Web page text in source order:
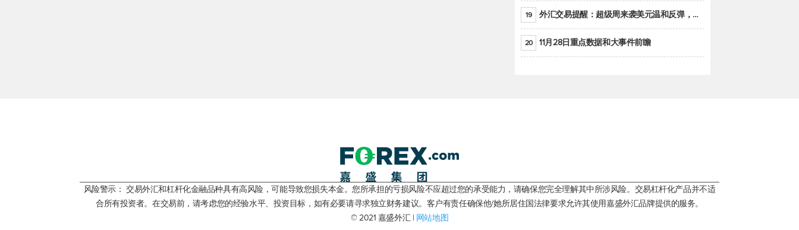
19 外汇交易提醒：超级周来袭美元温和反弹，警惕筑底可能性
20 11月28日重点数据和大事件前瞻
风险警示： 交易外汇和杠杆化金融品种具有高风险，可能导致您损失本金。您所承担的亏损风险不应超过您的承受能力，请确保您完全理解其中所涉风险。交易杠杆化产品并不适
合所有投资者。在交易前，请考虑您的经验水平、投资目标，如有必要请寻求独立财务建议。客户有责任确保他/她所居住国法律要求允许其使用嘉盛外汇品牌提供的服务。
© 2021 嘉盛外汇 | 网站地图